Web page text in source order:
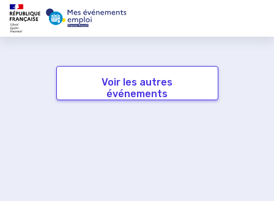
Voir les autres
événements